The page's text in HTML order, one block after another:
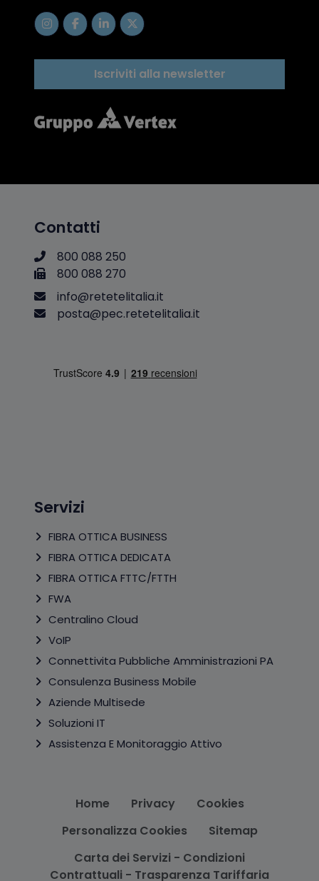
Iscriviti alla newsletter
Contatti
800 088 250
800 088 270
info@retetelitalia.it
posta@pec.retetelitalia.it
Servizi
FIBRA OTTICA BUSINESS
FIBRA OTTICA DEDICATA
FIBRA OTTICA FTTC/FTTH
FWA
Centralino Cloud
VoIP
Connettivita Pubbliche Amministrazioni PA
Consulenza Business Mobile
Aziende Multisede
Soluzioni IT
Assistenza E Monitoraggio Attivo
Home Privacy
Cookies
Personalizza Cookies
Sitemap
Carta dei Servizi - Condizioni
Contrattuali - Trasparenza Tariffaria